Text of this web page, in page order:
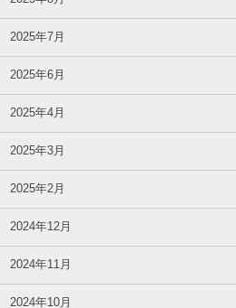
2025年7月
2025年6月
2025年4月
2025年3月
2025年2月
2024年12月
2024年11月
2024年10月